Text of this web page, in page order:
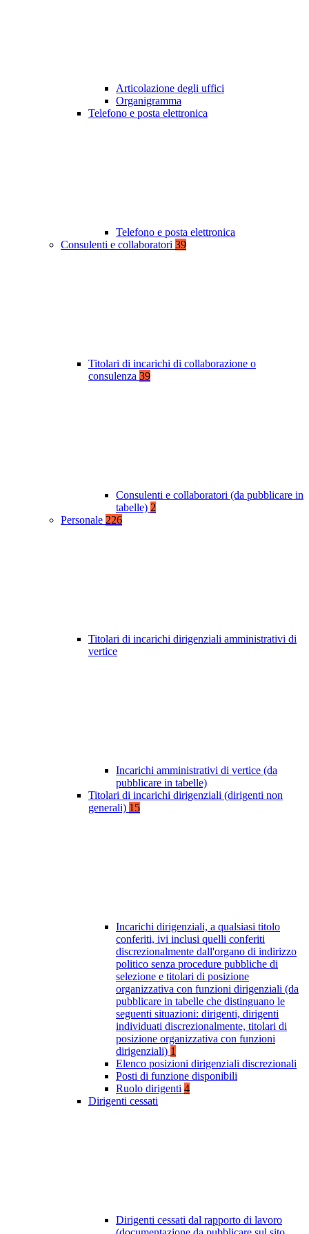
Articolazione degli uffici
Organigramma
Telefono e posta elettronica
Telefono e posta elettronica
Consulenti e collaboratori 39
Titolari di incarichi di collaborazione o
consulenza 39
Consulenti e collaboratori (da pubblicare in
tabelle) 2
Personale 226
Titolari di incarichi dirigenziali amministrativi di
vertice
Incarichi amministrativi di vertice (da
pubblicare in tabelle)
Titolari di incarichi dirigenziali (dirigenti non
generali) 15
Incarichi dirigenziali, a qualsiasi titolo
conferiti, ivi inclusi quelli conferiti
discrezionalmente dall'organo di indirizzo
politico senza procedure pubbliche di
selezione e titolari di posizione
organizzativa con funzioni dirigenziali (da
pubblicare in tabelle che distinguano le
seguenti situazioni: dirigenti, dirigenti
individuati discrezionalmente, titolari di
posizione organizzativa con funzioni
dirigenziali) 1
Elenco posizioni dirigenziali discrezionali
Posti di funzione disponibili
Ruolo dirigenti 4
Dirigenti cessati
Dirigenti cessati dal rapporto di lavoro